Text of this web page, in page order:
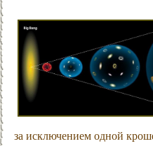
за исключением одной